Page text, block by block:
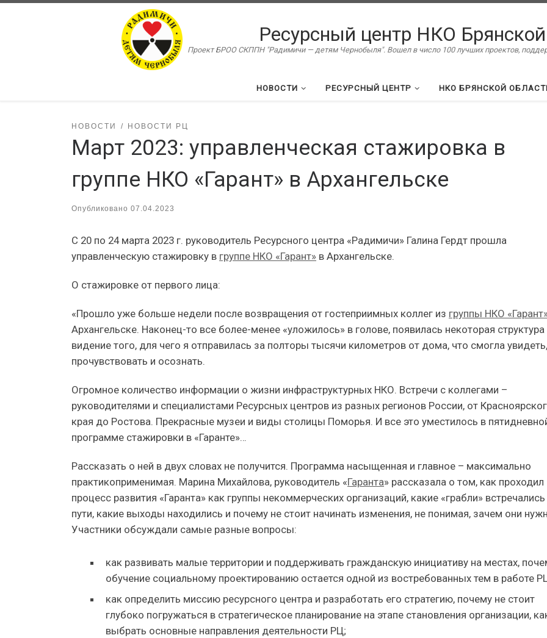
Ресурсный центр НКО
Проект БРОО СКППН "Радимичи — детям Чернобыля". Вошел в число 100 лучших проектов,
НОВОСТИ РЕСУРСНЫЙ ЦЕНТР НКО БРЯНСКОЙ
НОВОСТИ НОВОСТИ РЦ
Март 2023: управленческая стажировка в
группе НКО «Гарант» в Архангельске
Опубликовано 07.04.2023
С 20 по 24 марта 2023 г. руководитель Ресурсного центра «Радимичи» Галина Гердт прошла
управленческую стажировку в группе НКО «Гарант» в Архангельске.
О стажировке от первого лица:
«Прошло уже больше недели после возвращения от гостеприимных коллег из группы НКО «Гарант»
Архангельске. Наконец-то все более-менее «уложилось» в голове, появилась некоторая структура
видение того, для чего я отправилась за полторы тысячи километров от дома, что смогла увидеть,
прочувствовать и осознать.
Огромное количество информации о жизни инфраструктурных НКО. Встречи с коллегами –
руководителями и специалистами Ресурсных центров из разных регионов России, от
края до Ростова. Прекрасные музеи и виды столицы Поморья. И все это уместилось в
программе стажировки в «Гаранте»…
Рассказать о ней в двух словах не получится. Программа насыщенная и главное – максимально
практикоприменимая. Марина Михайлова, руководитель «Гаранта» рассказала о том, как проходил
процесс развития «Гаранта» как группы некоммерческих организаций, какие «грабли»
пути, какие выходы находились и почему не стоит начинать изменения, не понимая, зачем они
Участники обсуждали самые разные вопросы:
как развивать малые территории и поддерживать гражданскую инициативу на местах,
обучение социальному проектированию остается одной из востребованных тем в работе
как определить миссию ресурсного центра и разработать его стратегию, почему не стоит
глубоко погружаться в стратегическое планирование на этапе становления организации,
выбрать основные направления деятельности РЦ;